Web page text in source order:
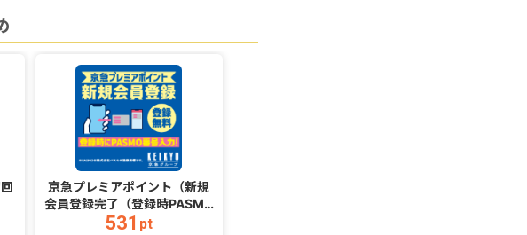
京急プレミアポイント（新規
会員登録完了（登録時PASMO
番号入力必須））
531 pt